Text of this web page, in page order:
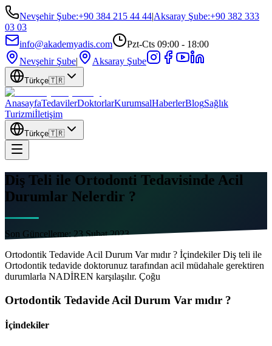
Nevşehir Şube:+90 384 215 44 44|Aksaray Şube:+90 382 333
03 03
info@akademyadis.com
Pzt-Cts 09:00 - 18:00
Nevşehir Şube| Aksaray Şube
Türkçe🇹🇷
AnasayfaTedavilerDoktorlarKurumsalHaberlerBlogSağlık
Turizmiİletişim
Türkçe🇹🇷
Diş Teli ile Ortodonti Tedavisinde Acil
Durumlar Nelerdir ?
Son Güncelleme: 23 Şubat 2023
Ortodontik Tedavide Acil Durum Var mıdır ? İçindekiler Diş teli ile
Ortodontik tedavide doktorunuz tarafından acil müdahale gerektiren
durumlarla NADİREN karşılaşılır. Çoğu
Ortodontik Tedavide Acil Durum Var mıdır ?
İçindekiler